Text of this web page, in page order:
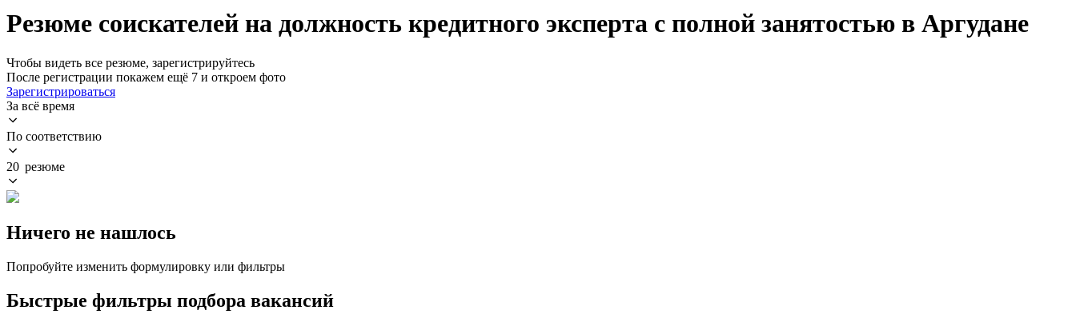
Резюме соискателей на должность кредитного эксперта с полной занятостью в Аргудане
Чтобы видеть все резюме, зарегистрируйтесь
После регистрации покажем ещё 7 и откроем фото
Зарегистрироваться
За всё время
По соответствию
20 резюме
Ничего не нашлось
Попробуйте изменить формулировку или фильтры
Быстрые фильтры подбора вакансий